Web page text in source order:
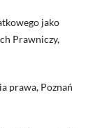
jako
Prawniczy,
prawa, Poznań